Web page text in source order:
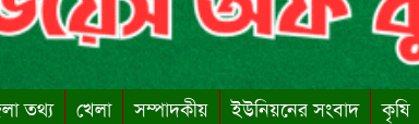
তথ্য খেলা সম্পাদকীয় ইউনিয়নের সংবাদ কৃষি